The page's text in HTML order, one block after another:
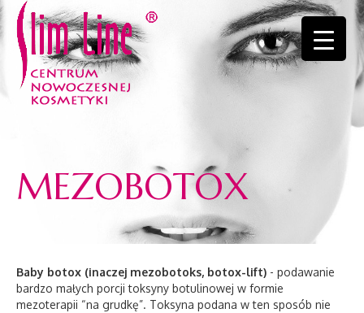
MEZOBOTOX
Baby botox (inaczej mezobotoks, botox-lift) - podawanie
bardzo małych porcji toksyny botulinowej w formie
mezoterapii “na grudkę”. Toksyna podana w ten sposób nie